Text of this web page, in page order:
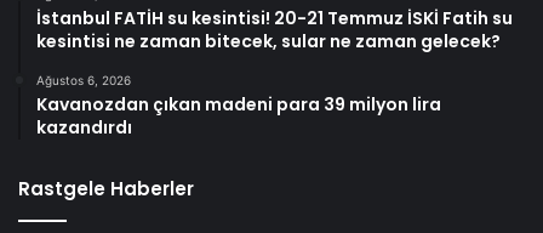
İstanbul FATİH su kesintisi! 20-21 Temmuz İSKİ Fatih su
kesintisi ne zaman bitecek, sular ne zaman gelecek?
Ağustos 6, 2026
Kavanozdan çıkan madeni para 39 milyon lira
kazandırdı
Rastgele Haberler